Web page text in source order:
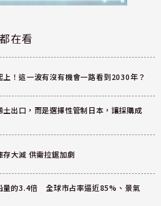
在看
！這一波有沒有機會一路看到2030年？
出口，而是選擇性管制日本，讓採購成
大減 供需拉鋸加劇
量的3.4倍 全球市占率逼近85%、景氣